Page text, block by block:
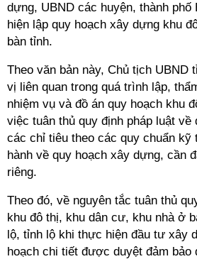
dựng, UBND các huyện, thành phố
hiện lập quy hoạch xây dựng khu
bàn tỉnh.
Theo văn bản này, Chủ tịch UBND
vị liên quan trong quá trình lập,
nhiệm vụ và đồ án quy hoạch khu
việc tuân thủ quy định pháp luật về
các chỉ tiêu theo các quy chuẩn kỹ
hành về quy hoạch xây dựng, cần
riêng.
Theo đó, về nguyên tắc tuân thủ
khu đô thị, khu dân cư, khu nhà ở
lộ, tỉnh lộ khi thực hiện đầu tư xây
hoạch chi tiết được duyệt đảm bảo